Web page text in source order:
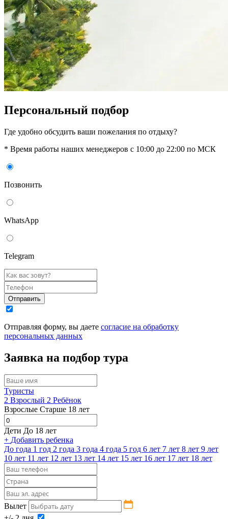
Персональный подбор
Где удобно обсудить ваши пожелания по отдыху?
* Время работы наших менеджеров с 10:00 до 22:00 по МСК
Позвонить
WhatsАpp
Telegram
Отправить
Отправляя форму, вы даете согласие на обработку
персональных данных
Заявка на подбор тура
Туристы
2 Взрослый 2 Ребёнок
Взрослые Старше 18 лет
Дети До 18 лет
+ Добавить ребенка
До года 1 год 2 года 3 года 4 года 5 год 6 лет 7 лет 8 лет 9 лет
10 лет 11 лет 12 лет 13 лет 14 лет 15 лет 16 лет 17 лет 18 лет
Вылет